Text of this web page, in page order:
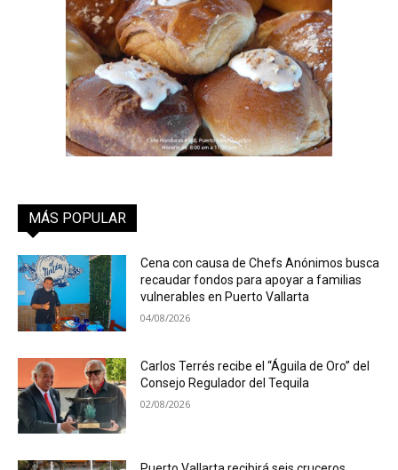
MÁS POPULAR
Cena con causa de Chefs Anónimos busca
recaudar fondos para apoyar a familias
vulnerables en Puerto Vallarta
04/08/2026
Carlos Terrés recibe el “Águila de Oro” del
Consejo Regulador del Tequila
02/08/2026